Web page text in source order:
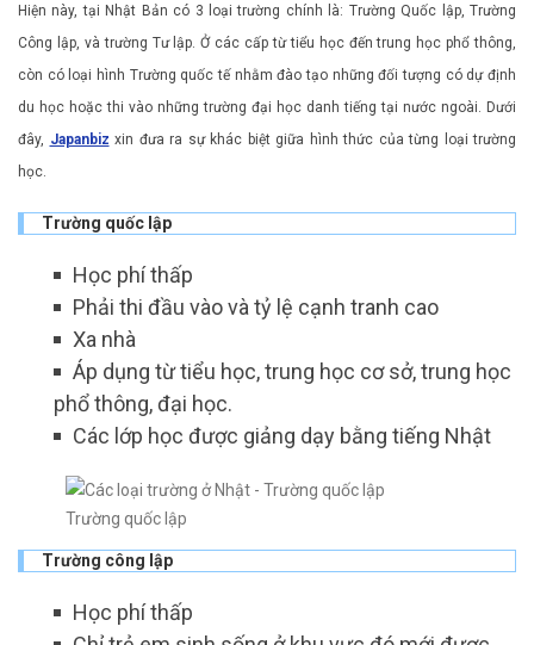
Hiện này, tại Nhật Bản có 3 loại trường chính là: Trường Quốc lập, Trường
Công lập, và trường Tư lập. Ở các cấp từ tiểu học đến trung học phổ thông,
còn có loại hình Trường quốc tế nhằm đào tạo những đối tượng có dự định
du học hoặc thi vào những trường đại học danh tiếng tại nước ngoài. Dưới
đây, Japanbiz xin đưa ra sự khác biệt giữa hình thức của từng loại trường
học.
Trường quốc lập
Học phí thấp
Phải thi đầu vào và tỷ lệ cạnh tranh cao
Xa nhà
Áp dụng từ tiểu học, trung học cơ sở, trung học
phổ thông, đại học.
Các lớp học được giảng dạy bằng tiếng Nhật
Trường quốc lập
Trường công lập
Học phí thấp